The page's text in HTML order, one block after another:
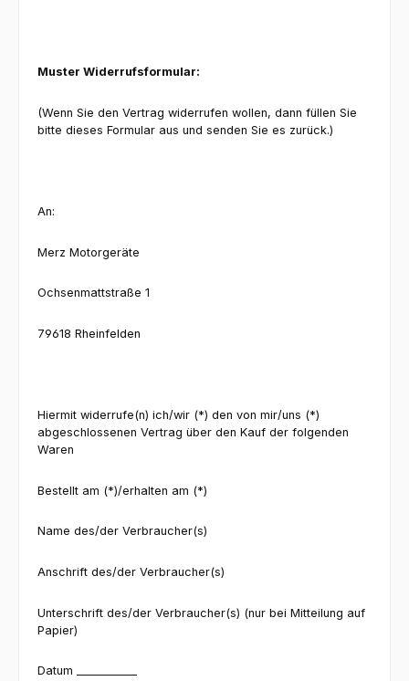
Muster Widerrufsformular:
(Wenn Sie den Vertrag widerrufen wollen, dann füllen Sie
bitte dieses Formular aus und senden Sie es zurück.)
An:
Merz Motorgeräte
Ochsenmattstraße 1
79618 Rheinfelden
Hiermit widerrufe(n) ich/wir (*) den von mir/uns (*)
abgeschlossenen Vertrag über den Kauf der folgenden
Waren
Bestellt am (*)/erhalten am (*)
Name des/der Verbraucher(s)
Anschrift des/der Verbraucher(s)
Unterschrift des/der Verbraucher(s) (nur bei Mitteilung auf
Papier)
Datum ___________